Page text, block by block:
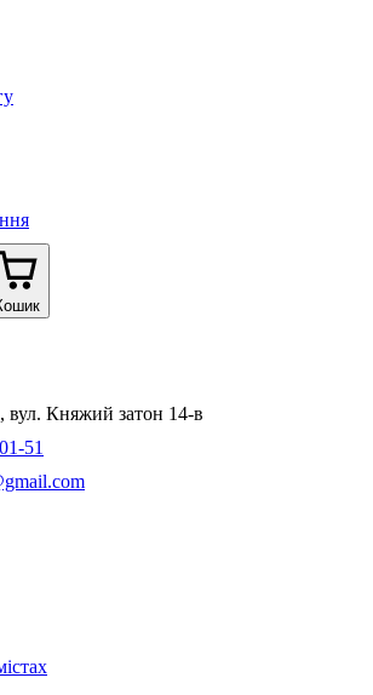
Княжий затон 14-в
51